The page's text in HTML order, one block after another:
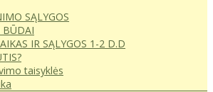
SĄLYGOS
BŪDAI
IR SĄLYGOS 1-2 D.D
taisyklės